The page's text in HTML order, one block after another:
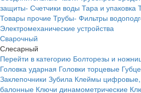
защиты- Счетчики воды Тара и упаковка
Товары прочие Трубы- Фильтры
Электромеханические устройства
Сварочный
Слесарный
Перейти в категорию Болторезы и
Головка ударная Головки торцевые
Заклепочники Зубила Клеймы цифровые,
балонные Ключи динамометрические